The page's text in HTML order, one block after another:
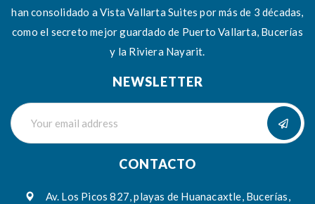
han consolidado a Vista Vallarta Suites por más de 3 décadas,
como el secreto mejor guardado de Puerto Vallarta, Bucerías
y la Riviera Nayarit.
NEWSLETTER
CONTACTO
Av. Los Picos 827, playas de Huanacaxtle, Bucerías,